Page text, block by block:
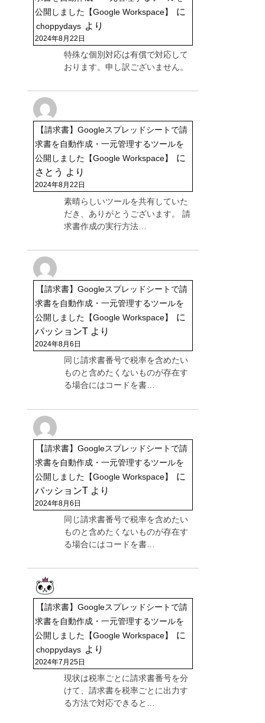
公開しました【Google Workspace】
に
choppydays より
2024年8月22日
特殊な個別対応は有償で対応して
おります。申し訳ございません。
【請求書】Googleスプレッドシートで請
求書を自動作成・一元管理するツールを
公開しました【Google Workspace】
に
さとう より
2024年8月22日
素晴らしいツールを共有していた
だき、ありがとうございます。 請
求書作成の実行方法…
【請求書】Googleスプレッドシートで請
求書を自動作成・一元管理するツールを
公開しました【Google Workspace】
に
パッションT より
2024年8月6日
同じ請求書番号で税率を含めたい
ものと含めたくないものが存在す
る場合にはコードを書…
【請求書】Googleスプレッドシートで請
求書を自動作成・一元管理するツールを
公開しました【Google Workspace】
に
パッションT より
2024年8月6日
同じ請求書番号で税率を含めたい
ものと含めたくないものが存在す
る場合にはコードを書…
【請求書】Googleスプレッドシートで請
求書を自動作成・一元管理するツールを
公開しました【Google Workspace】
に
choppydays より
2024年7月25日
現状は税率ごとに請求書番号を分
けて、請求書を税率ごとに出力す
る方法で対応できると…